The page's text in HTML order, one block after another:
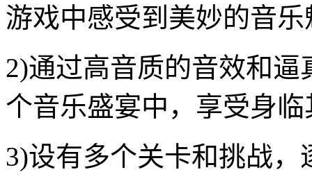
游戏中感受到美妙的音乐
2)通过高音质的音效和
个音乐盛宴中，享受身
3)设有多个关卡和挑战